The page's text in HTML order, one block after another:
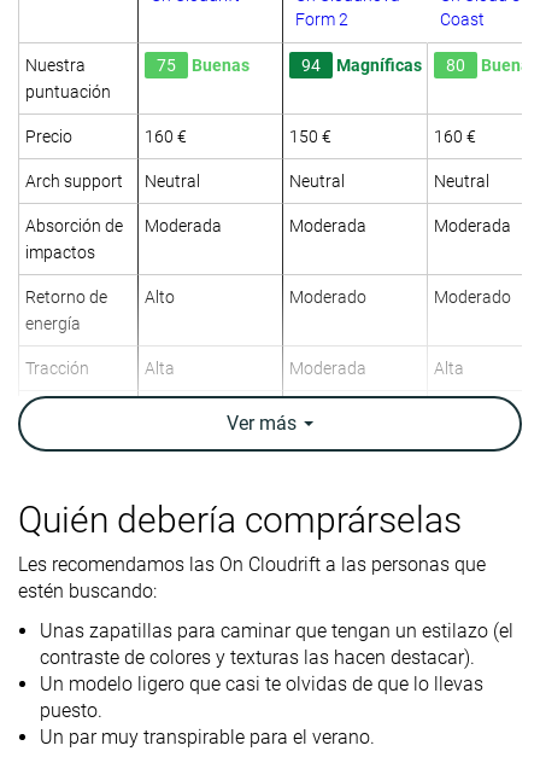
Form 2
Coast
Nuestra
puntuación
75 Buenas 94 Magníficas 80 Buenas
Precio 160 € 150 € 160 €
Arch support Neutral Neutral Neutral
Absorción de
impactos
Moderada Moderada Moderada
Retorno de
energía
Alto Moderado Moderado
Tracción Alta Moderada Alta
Patologías
Orthotic
friendly
✓ ✓ ✓
Peso
Peso marca
9.4 oz / 266g 10.3 oz / 292g 7.6 oz / 215g
Lightweight ✓ ✓ ✓
Transpirabilidad
Ver más
Quién debería comprárselas
Les recomendamos las On Cloudrift a las personas que
estén buscando:
Unas zapatillas para caminar que tengan un estilazo (el
contraste de colores y texturas las hacen destacar).
Un modelo ligero que casi te olvidas de que lo llevas
puesto.
Un par muy transpirable para el verano.